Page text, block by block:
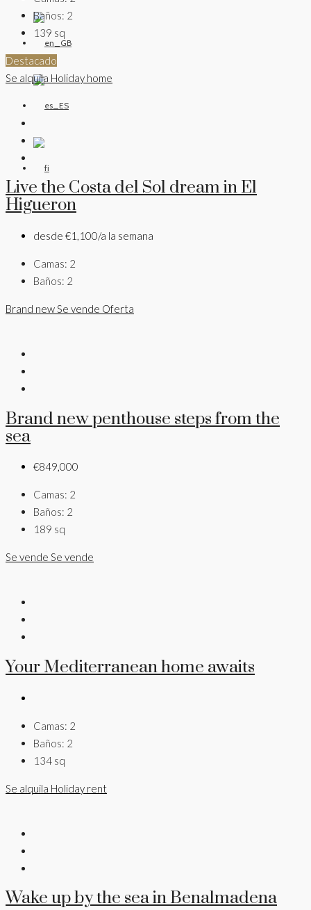
Baños: 2
139 sq
Destacado
Se alquila Holiday home
Live the Costa del Sol dream in El
Higueron
desde €1,100/a la semana
Camas: 2
Baños: 2
Brand newSe vende Oferta
Brand new penthouse steps from the
sea
€849,000
Camas: 2
Baños: 2
189 sq
Se vende Se vende
Your Mediterranean home awaits
Camas: 2
Baños: 2
134 sq
Se alquila Holiday rent
Wake up by the sea in Benalmadena